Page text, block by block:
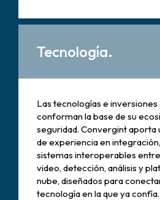
Tecnología.
Las tecnologías e
conforman la base de su
seguridad. Convergint aporta
de experiencia en
sistemas interoperables
video, detección, análisis y
nube, diseñados para
tecnología en la que ya confía.